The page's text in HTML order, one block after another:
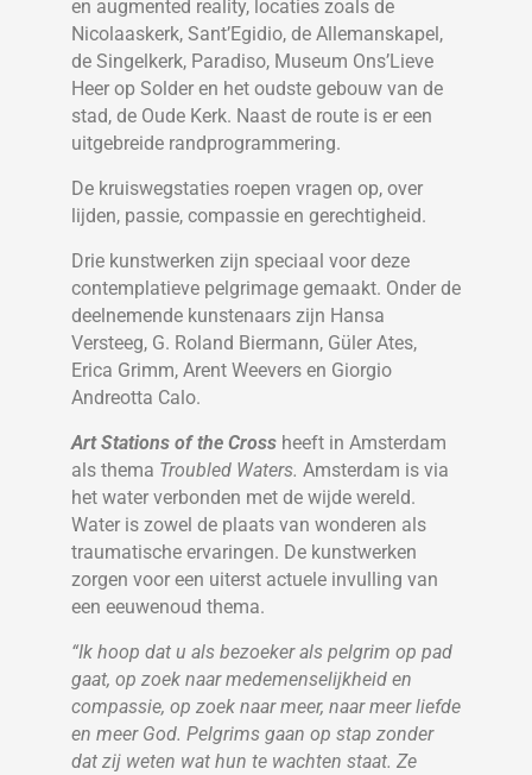
en augmented reality, locaties zoals de
Nicolaaskerk, Sant’Egidio, de Allemanskapel,
de Singelkerk, Paradiso, Museum Ons’Lieve
Heer op Solder en het oudste gebouw van de
stad, de Oude Kerk. Naast de route is er een
uitgebreide randprogrammering.
De kruiswegstaties roepen vragen op, over
lijden, passie, compassie en gerechtigheid.
Drie kunstwerken zijn speciaal voor deze
contemplatieve pelgrimage gemaakt. Onder de
deelnemende kunstenaars zijn Hansa
Versteeg, G. Roland Biermann, Güler Ates,
Erica Grimm, Arent Weevers en Giorgio
Andreotta Calo.
Art Stations of the Cross heeft in Amsterdam
als thema Troubled Waters. Amsterdam is via
het water verbonden met de wijde wereld.
Water is zowel de plaats van wonderen als
traumatische ervaringen. De kunstwerken
zorgen voor een uiterst actuele invulling van
een eeuwenoud thema.
“Ik hoop dat u als bezoeker als pelgrim op pad
gaat, op zoek naar medemenselijkheid en
compassie, op zoek naar meer, naar meer liefde
en meer God. Pelgrims gaan op stap zonder
dat zij weten wat hun te wachten staat. Ze